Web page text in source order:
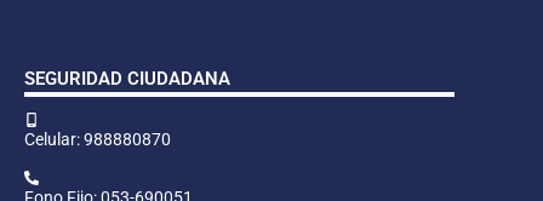
SEGURIDAD CIUDADANA
Celular: 988880870
Fono Fijo: 053-690051